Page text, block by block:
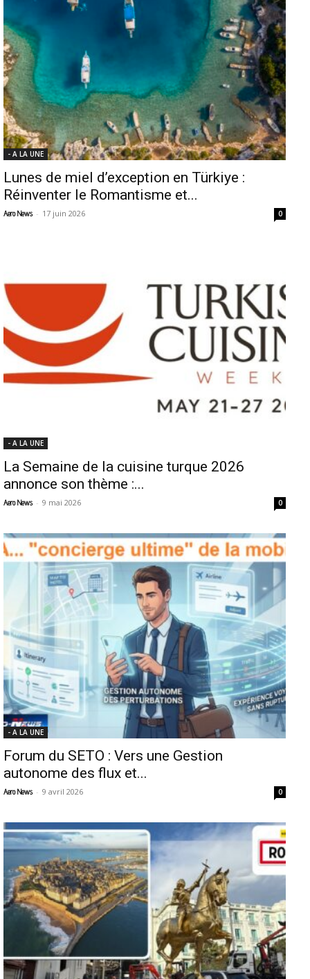
- A LA UNE
Lunes de miel d’exception en Türkiye :
Réinventer le Romantisme et...
Aero News - 17 juin 2026 0
- A LA UNE
La Semaine de la cuisine turque 2026
annonce son thème :...
Aero News - 9 mai 2026 0
- A LA UNE
Forum du SETO : Vers une Gestion
autonome des flux et...
Aero News - 9 avril 2026 0